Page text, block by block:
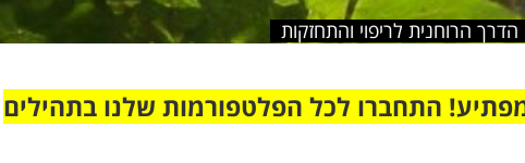
הרוחנית לריפוי והתחזקות
התחברו לכל הפלטפורמות שלנו בתהילים